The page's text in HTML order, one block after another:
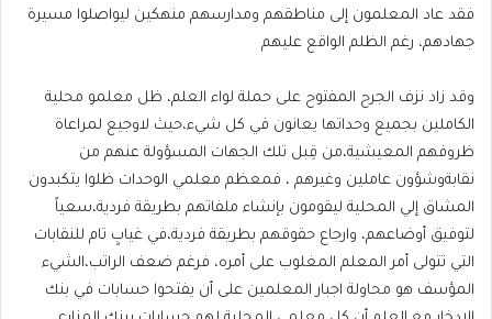
فقد عاد المعلمون إلى مناطقهم ومدارسهم منهكين ليواصلوا مسيرة
جهادهم، رغم الظلم الواقع عليهم
وقد زاد نزف الجرح المفتوح على حملة لواء العلم، ظل معلمو محلية
الكاملين بجميع وحداتها يعانون في كل شيء،حيث لاوجيع لمراعاة
ظروفهم المعيشية،من قِبل تلك الجهات المسؤولة عنهم من
نقابةوشؤون عاملين وغيرهم ، فمعظم معلمي الوحدات ظلوا يتكبدون
المشاق إلي المحلية ليقومون بإنشاء ملفاتهم بطريقة فردية،سعياً
لتوفيق أوضاعهم، وارجاع حقوقهم بطريقة فردية،في غيابٍ تام للنقابات
التي تتولى أمر المعلم المغلوب على أمره، فرغم ضعف الراتب،الشيء
المؤسف هو محاولة اجبار المعلمين على أن يفتحوا حسابات في بنك